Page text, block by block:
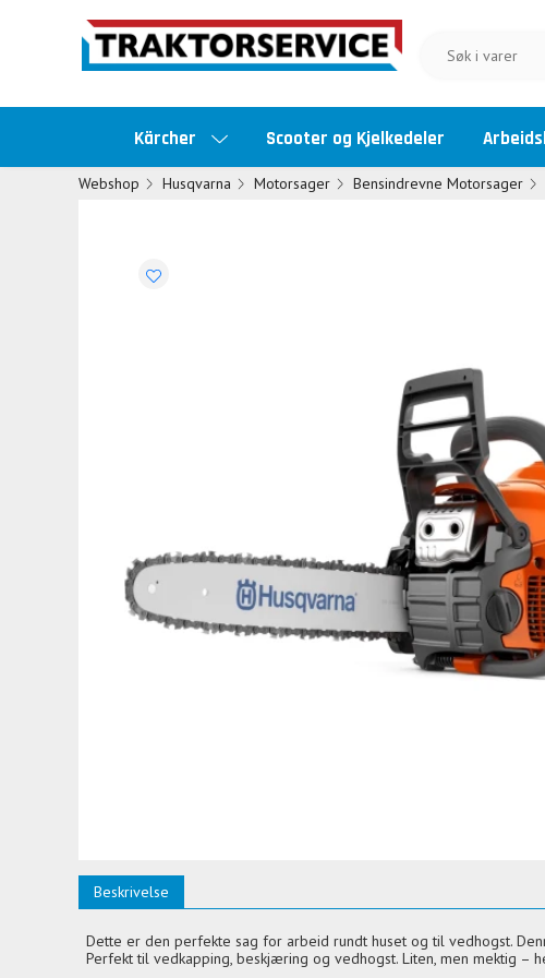
Kärcher Scooter og Kjelkedeler
Webshop Husqvarna Motorsager Bensindrevne Motorsager
Beskrivelse
Dette er den perfekte sag for arbeid rundt huset og til vedhogst.
Perfekt til vedkapping, beskjæring og vedhogst. Liten, men mektig –